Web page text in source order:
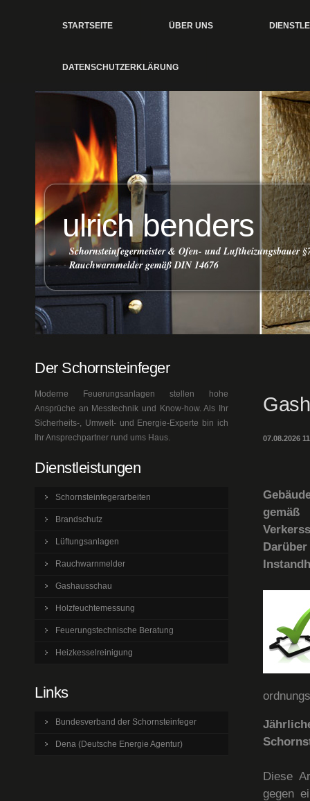
STARTSEITE ÜBER UNS
DATENSCHUTZERKLÄRUNG
ulrich benders
Schornsteinfegermeister & Ofen- und Luftheizungsbauer
Rauchwarnmelder gemäß DIN 14676
07.08.2026
Diese
gegen
Der Schornsteinfeger
Moderne Feuerungsanlagen stellen hohe
Ansprüche an Messtechnik und Know-how. Als Ihr
Sicherheits-, Umwelt- und Energie-Experte bin ich
Ihr Ansprechpartner rund ums Haus.
Dienstleistungen
Schornsteinfegerarbeiten
Brandschutz
Lüftungsanlagen
Rauchwarnmelder
Gashausschau
Holzfeuchtemessung
Feuerungstechnische Beratung
Heizkesselreinigung
Links
Bundesverband der Schornsteinfeger
Dena (Deutsche Energie Agentur)